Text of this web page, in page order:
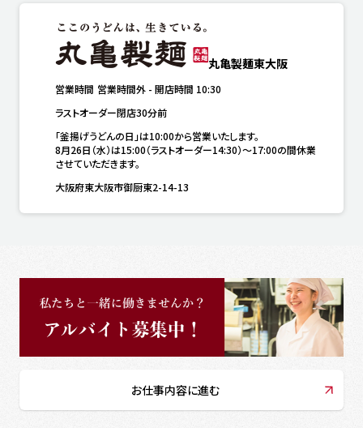
丸亀製麺東大阪
営業時間 営業時間外 - 開店時間 10:30
ラストオーダー閉店30分前
「釜揚げうどんの日」は10:00から営業いたします。
8月26日（水）は15:00（ラストオーダー14:30）～17:00の間休業
させていただきます。
大阪府東大阪市御厨東2-14-13
お仕事内容に進む